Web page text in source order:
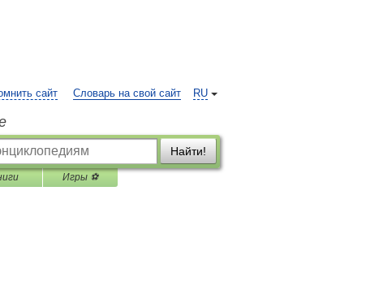
RU
сайт Словарь на свой сайт
Найти!
Игры ⚽